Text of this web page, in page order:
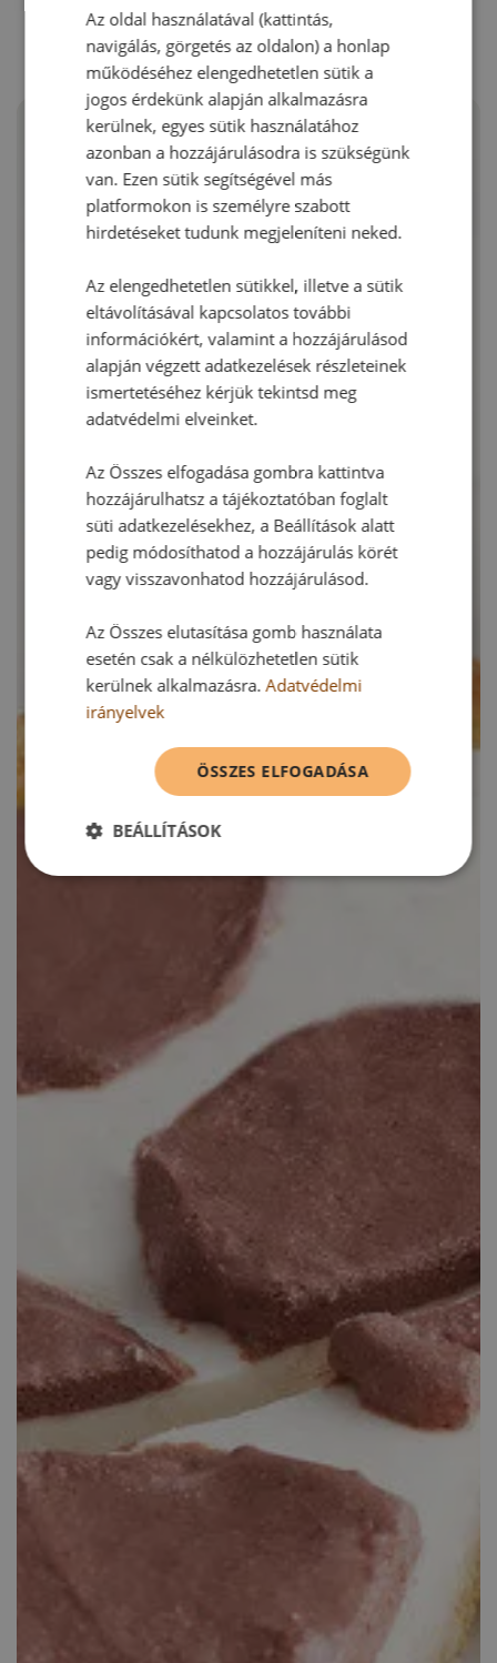
Az oldal használatával (kattintás,
navigálás, görgetés az oldalon) a honlap
működéséhez elengedhetetlen sütik a
jogos érdekünk alapján alkalmazásra
kerülnek, egyes sütik használatához
azonban a hozzájárulásodra is szükségünk
van. Ezen sütik segítségével más
platformokon is személyre szabott
hirdetéseket tudunk megjeleníteni neked.
Az elengedhetetlen sütikkel, illetve a sütik
eltávolításával kapcsolatos további
információkért, valamint a hozzájárulásod
alapján végzett adatkezelések részleteinek
ismertetéséhez kérjük tekintsd meg
adatvédelmi elveinket.
Az Összes elfogadása gombra kattintva
hozzájárulhatsz a tájékoztatóban foglalt
süti adatkezelésekhez, a Beállítások alatt
pedig módosíthatod a hozzájárulás körét
vagy visszavonhatod hozzájárulásod.
Az Összes elutasítása gomb használata
esetén csak a nélkülözhetetlen sütik
kerülnek alkalmazásra.Adatvédelmi
irányelvek
ÖSSZES ELFOGADÁSA
BEÁLLÍTÁSOK